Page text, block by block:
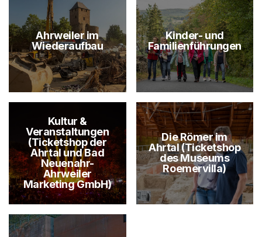
Ahrweiler im
Wiederaufbau
Kinder- und
Familienführungen
Kultur &
Veranstaltungen
(Ticketshop der
Ahrtal und Bad
Neuenahr-
Ahrweiler
Marketing GmbH)
Die Römer im
Ahrtal (Ticketshop
des Museums
Roemervilla)